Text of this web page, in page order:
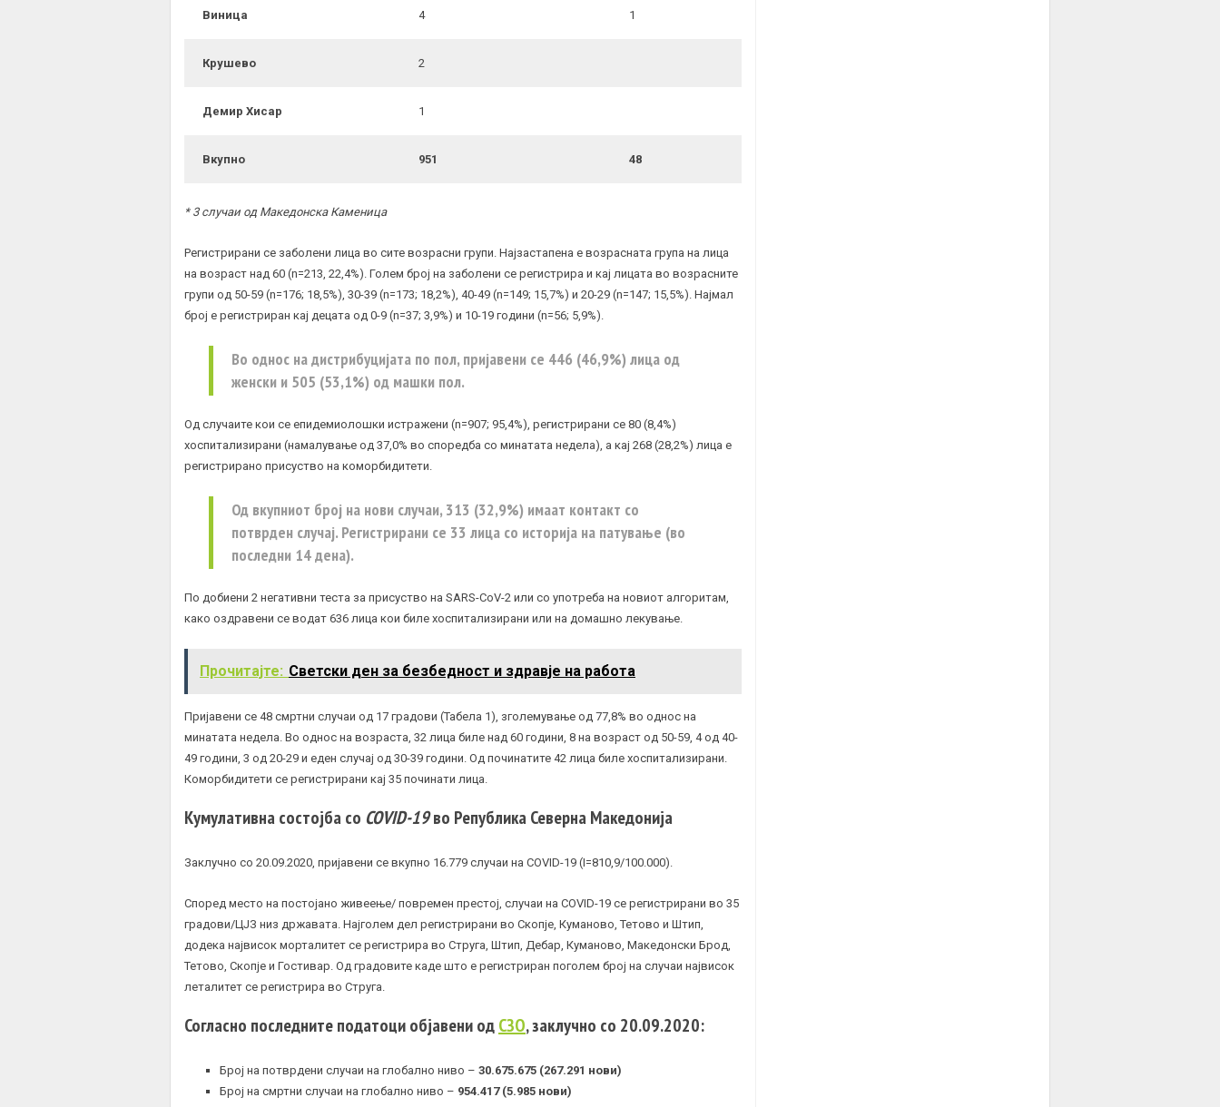
Виница 4 1
Крушево 2
Демир Хисар 1
Вкупно 951 48
* 3 случаи од Македонска Каменица
Регистрирани се заболени лица во сите возрасни групи. Најзастапена е возрасната група на лица
на возраст над 60 (n=213, 22,4%). Голем број на заболени се регистрира и кај лицата во возрасните
групи од 50-59 (n=176; 18,5%), 30-39 (n=173; 18,2%), 40-49 (n=149; 15,7%) и 20-29 (n=147; 15,5%). Најмал
број е регистриран кај децата од 0-9 (n=37; 3,9%) и 10-19 години (n=56; 5,9%).
Во однос на дистрибуцијата по пол, пријавени се 446 (46,9%) лица од
женски и 505 (53,1%) од машки пол.
Од случаите кои се епидемиолошки истражени (n=907; 95,4%), регистрирани се 80 (8,4%)
хоспитализирани (намалување од 37,0% во споредба со минатата недела), а кај 268 (28,2%) лица е
регистрирано присуство на коморбидитети.
Од вкупниот број на нови случаи, 313 (32,9%) имаат контакт со
потврден случај. Регистрирани се 33 лица со историја на патување (во
последни 14 дена).
По добиени 2 негативни теста за присуство на SARS-CoV-2 или со употреба на новиот алгоритам,
како оздравени се водат 636 лица кои биле хоспитализирани или на домашно лекување.
Прочитајте: Светски ден за безбедност и здравје на работа
Пријавени се 48 смртни случаи од 17 градови (Табела 1), зголемување од 77,8% во однос на
минатата недела. Во однос на возраста, 32 лица биле над 60 години, 8 на возраст од 50-59, 4 од 40-
49 години, 3 од 20-29 и еден случај од 30-39 години. Од починатите 42 лица биле хоспитализирани.
Коморбидитети се регистрирани кај 35 починати лица.
Кумулативна состојба со COVID-19во Република Северна Македонија
Заклучно со 20.09.2020, пријавени се вкупно 16.779 случаи на COVID-19 (I=810,9/100.000).
Според место на постојано живеење/ повремен престој, случаи на COVID-19 се регистрирани во 35
градови/ЦЈЗ низ државата. Најголем дел регистрирани во Скопје, Куманово, Тетово и Штип,
додека највисок морталитет се регистрира во Струга, Штип, Дебар, Куманово, Македонски Брод,
Тетово, Скопје и Гостивар. Од градовите каде што е регистриран поголем број на случаи највисок
леталитет се регистрира во Струга.
Согласно последните податоци објавени одСЗО, заклучно со 20.09.2020:
Број на потврдени случаи на глобално ниво – 30.675.675 (267.291 нови)
Број на смртни случаи на глобално ниво – 954.417 (5.985 нови)